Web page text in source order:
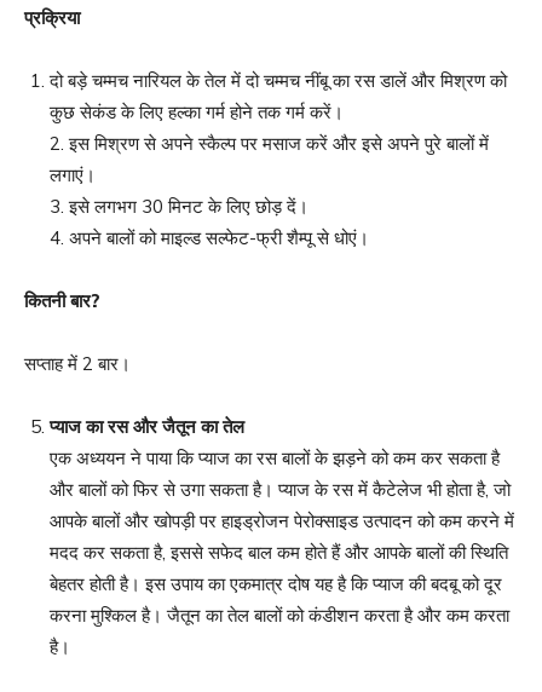
प्रक्रिया
दो बड़े चम्मच नारियल के तेल में दो चम्मच नींबू का रस डालें और मिश्रण को
कुछ सेकंड के लिए हल्का गर्म होने तक गर्म करें।
2. इस मिश्रण से अपने स्कैल्प पर मसाज करें और इसे अपने पुरे बालों में
लगाएं।
3. इसे लगभग 30 मिनट के लिए छोड़ दें।
4. अपने बालों को माइल्ड सल्फेट-फ्री शैम्पू से धोएं।
कितनी बार?
सप्ताह में 2 बार।
प्याज का रस और जैतून का तेल
एक अध्ययन ने पाया कि प्याज का रस बालों के झड़ने को कम कर सकता है
और बालों को फिर से उगा सकता है। प्याज के रस में कैटेलेज भी होता है, जो
आपके बालों और खोपड़ी पर हाइड्रोजन पेरोक्साइड उत्पादन को कम करने में
मदद कर सकता है, इससे सफेद बाल कम होते हैं और आपके बालों की स्थिति
बेहतर होती है। इस उपाय का एकमात्र दोष यह है कि प्याज की बदबू को दूर
करना मुश्किल है। जैतून का तेल बालों को कंडीशन करता है और कम करता
है।